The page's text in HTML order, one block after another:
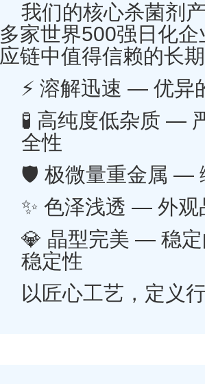
我们的核心杀菌剂
多家世界500强日化
应链中值得信赖的长
⚡ 溶解迅速 — 优异
🧪 高纯度低杂质 —
全性
🛡️ 极微量重金属 —
✨ 色泽浅透 — 外观
💎 晶型完美 — 稳
稳定性
以匠心工艺，定义